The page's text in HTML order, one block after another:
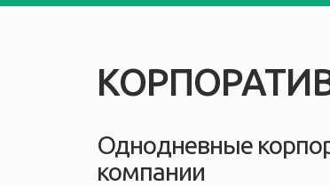
Однодневные
компании